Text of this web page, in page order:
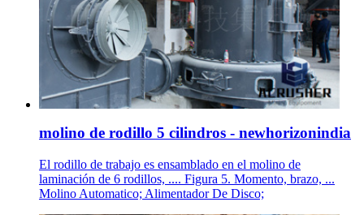
molino de rodillo 5 cilindros - newhorizonindia
El rodillo de trabajo es ensamblado en el molino de
laminación de 6 rodillos, .... Figura 5. Momento, brazo, ...
Molino Automatico; Alimentador De Disco;